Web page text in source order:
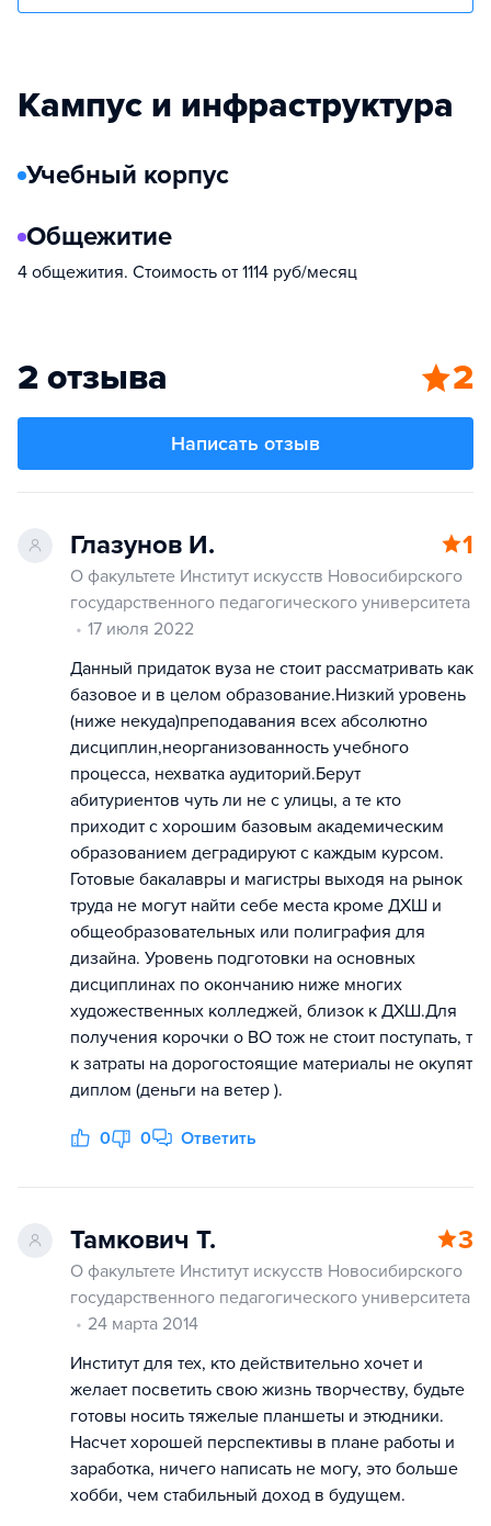
Кампус и инфраструктура
Учебный корпус
Общежитие
4 общежития. Стоимость от 1114 руб/месяц
2 отзыва 2
Написать отзыв
Глазунов И. 1
О факультете Институт искусств Новосибирского
государственного педагогического университета
17 июля 2022
Данный придаток вуза не стоит рассматривать как
базовое и в целом образование.Низкий уровень
(ниже некуда)преподавания всех абсолютно
дисциплин,неорганизованность учебного
процесса, нехватка аудиторий.Берут
абитуриентов чуть ли не с улицы, а те кто
приходит с хорошим базовым академическим
образованием деградируют с каждым курсом.
Готовые бакалавры и магистры выходя на рынок
труда не могут найти себе места кроме ДХШ и
общеобразовательных или полиграфия для
дизайна. Уровень подготовки на основных
дисциплинах по окончанию ниже многих
художественных колледжей, близок к ДХШ.Для
получения корочки о ВО тож не стоит поступать, т
к затраты на дорогостоящие материалы не окупят
диплом (деньги на ветер ).
0 0 Ответить
Тамкович Т. 3
О факультете Институт искусств Новосибирского
государственного педагогического университета
24 марта 2014
Институт для тех, кто действительно хочет и
желает посветить свою жизнь творчеству, будьте
готовы носить тяжелые планшеты и этюдники.
Насчет хорошей перспективы в плане работы и
заработка, ничего написать не могу, это больше
хобби, чем стабильный доход в будущем.